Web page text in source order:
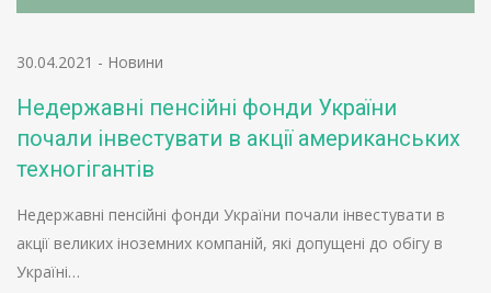
30.04.2021 - Новини
Недержавні пенсійні фонди України
почали інвестувати в акції американських
техногігантів
Недержавні пенсійні фонди України почали інвестувати в
акції великих іноземних компаній, які допущені до обігу в
Україні…